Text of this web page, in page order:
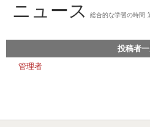
ニュース 総合的な学習の時間
投稿者
管理者